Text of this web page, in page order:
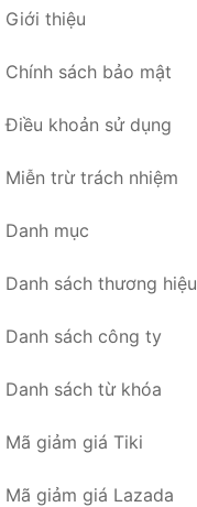
Giới thiệu
Chính sách bảo mật
Điều khoản sử dụng
Miễn trừ trách nhiệm
Danh mục
Danh sách thương hiệu
Danh sách công ty
Danh sách từ khóa
Mã giảm giá Tiki
Mã giảm giá Lazada